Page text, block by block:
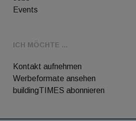
Events
ICH MÖCHTE ...
Kontakt aufnehmen
Werbeformate ansehen
buildingTIMES abonnieren